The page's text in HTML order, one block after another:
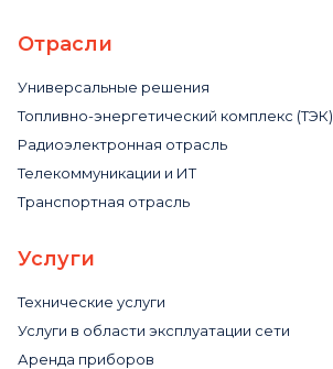
Отрасли
Универсальные решения
Топливно-энергетический комплекс (ТЭК)
Радиоэлектронная отрасль
Телекоммуникации и ИТ
Транспортная отрасль
Услуги
Технические услуги
Услуги в области эксплуатации сети
Аренда приборов